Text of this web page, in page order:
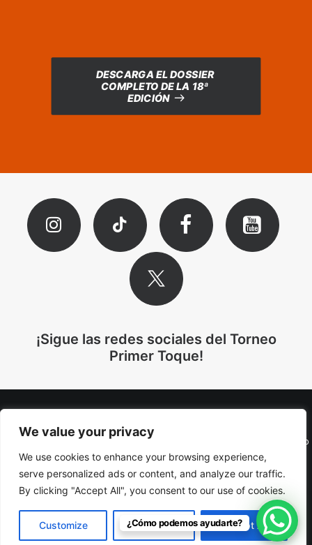
We value your privacy
We use cookies to enhance your browsing experience,
serve personalized ads or content, and analyze our traffic.
By clicking "Accept All", you consent to our use of cookies.
Customize Reject All Accept All
DESCARGA EL DOSSIER
COMPLETO DE LA 18ª
EDICIÓN
¡Sigue las redes sociales del Torneo
Primer Toque!
© 2025 Torneo Primer Toque. Todos los derechos reservados. Diseño
web:Twelfhundred.
Política de Privacidad|Política de Cookies|Aviso Legal
¿Cómo podemos ayudarte?